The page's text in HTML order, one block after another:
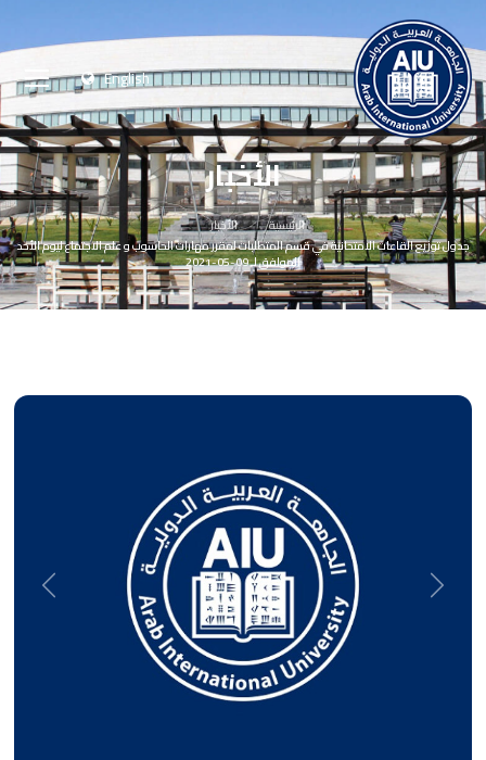
English
الأخبار
الرئيسية
الأخبار
جدول توزيع القاعات الامتحانية في قسم المتطلبات لمقرر مهارات الحاسوب و علم الاجتماع ليوم الأحد
الموافق لـ 09-05-2021
Previous
Next